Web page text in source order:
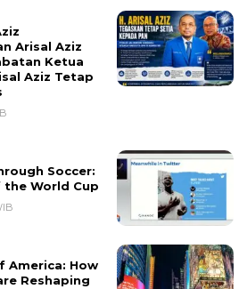
Arisal Aziz
Ketua
Aziz Tetap
Soccer:
World Cup
America: How
Reshaping